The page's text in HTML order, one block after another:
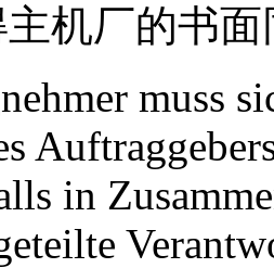
机厂的书
muss
in